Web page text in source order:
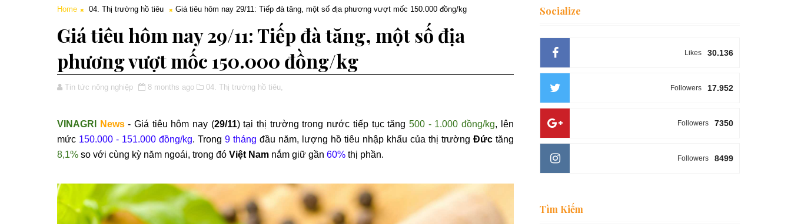
Home 04. Thị trường hồ tiêu Giá tiêu hôm nay 29/11: Tiếp đà tăng, một số địa phương vượt mốc 150.000 đồng/kg
Giá tiêu hôm nay 29/11: Tiếp đà tăng, một số địa
phương vượt mốc 150.000 đồng/kg
Tin tức nông nghiệp 8 months ago 04. Thị trường hồ tiêu,
VINAGRI News- Giá tiêu hôm nay (29/11) tại thị trường trong nước tiếp tục tăng 500 - 1.000 đồng/kg, lên
mức 150.000 - 151.000 đồng/kg. Trong 9 tháng đầu năm, lượng hồ tiêu nhập khẩu của thị trường Đứctăng
8,1% so với cùng kỳ năm ngoái, trong đó Việt Nam nắm giữ gần 60% thị phần.
Socialize
30.136
Likes
17.952
Followers
7350
Followers
8499
Followers
Tìm Kiếm